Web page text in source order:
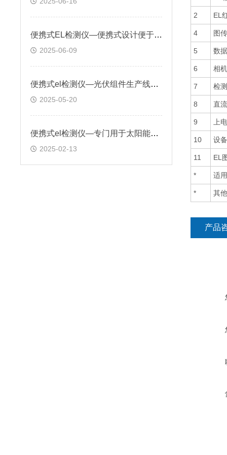
便携式EL检测仪—便携式设计便于携带至现场，无需拆卸组件即可检测
2025-06-09
便携式el检测仪—光伏组件生产线上实时检测缺陷，降低次品率，提升产品质量
2025-05-20
便携式el检测仪—专门用于太阳能光伏组件内部缺陷检测的设备
2025-02-13
2 EL
4 图
5 数
6 相
7 检
8 直
9 上
10 设
11 EL
* 适
* 其他
产品